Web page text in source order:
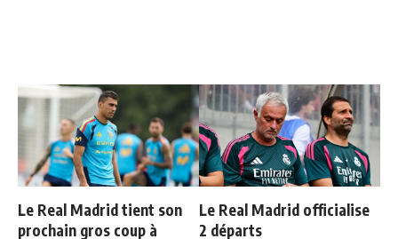
Le Real Madrid tient son
prochain gros coup à
Le Real Madrid officialise
2 départs